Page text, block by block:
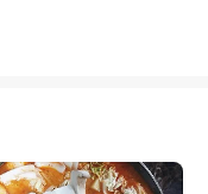
로
이
이
을
약